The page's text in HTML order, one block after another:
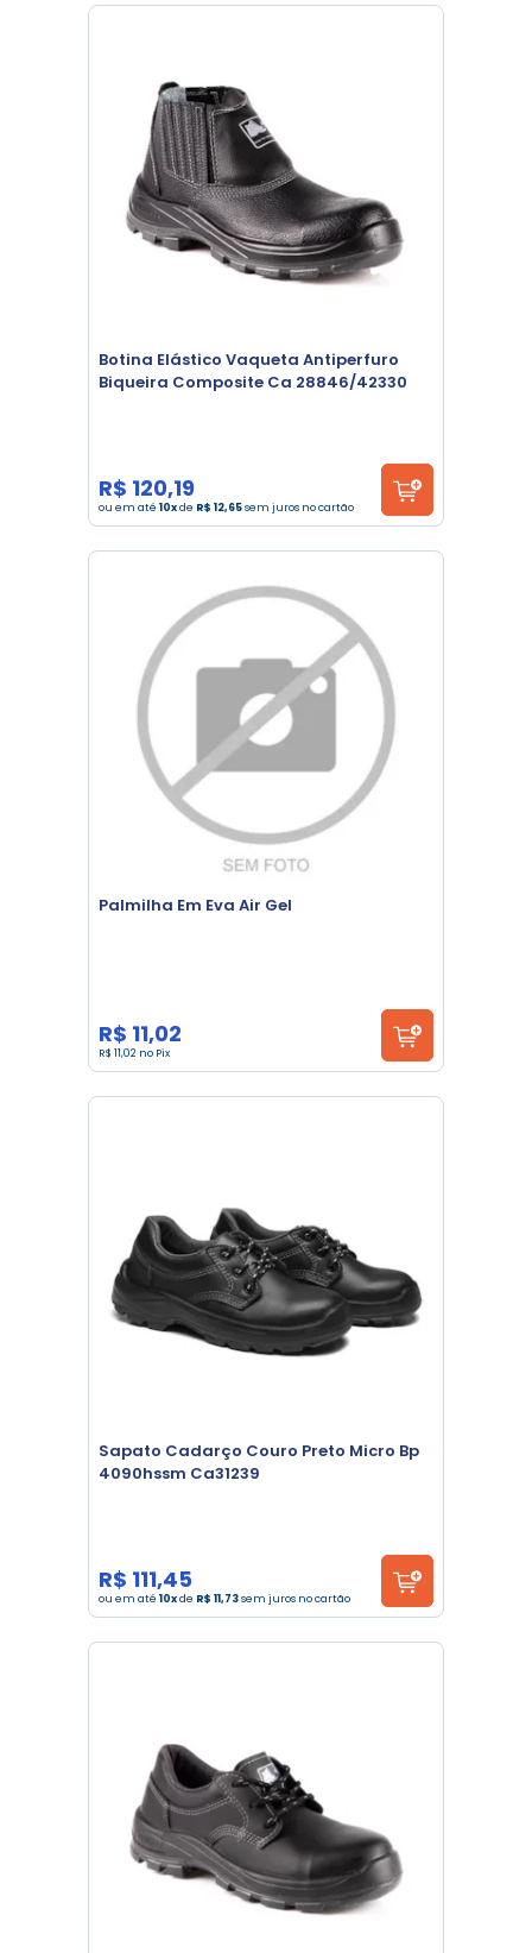
Botina Elástico Vaqueta Antiperfuro
Biqueira Composite Ca 28846/42330
R$ 120,19
ou em até 10xde R$ 12,65sem juros no cartão
Palmilha Em Eva Air Gel
R$ 11,02
R$ 11,02 no Pix
Sapato Cadarço Couro Preto Micro Bp
4090hssm Ca31239
R$ 111,45
ou em até 10xde R$ 11,73sem juros no cartão